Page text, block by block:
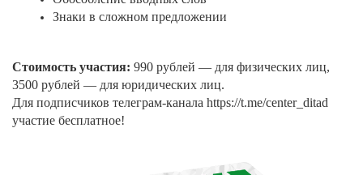
Знаки в сложном предложении
Стоимость участия: 990 рублей — для физических лиц,
3500 рублей — для юридических лиц.
Для подписчиков телеграм-канала https://t.me/center_ditad
участие бесплатное!